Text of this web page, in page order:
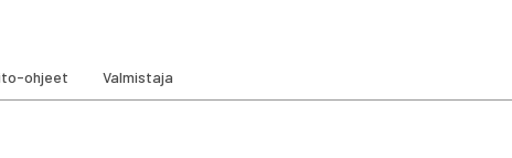
ohjeet Valmistaja